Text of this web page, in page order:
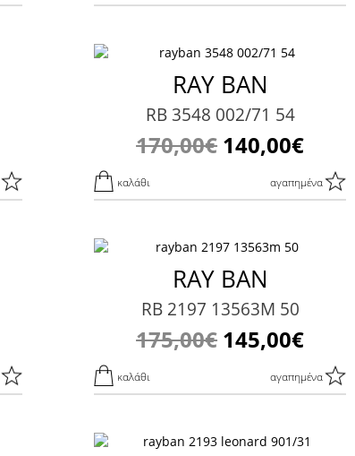
RAY BAN
RB 3548 002/71 54
170,00€ 140,00€
καλάθι αγαπημένα
RAY BAN
RB 2197 13563M 50
175,00€ 145,00€
καλάθι αγαπημένα